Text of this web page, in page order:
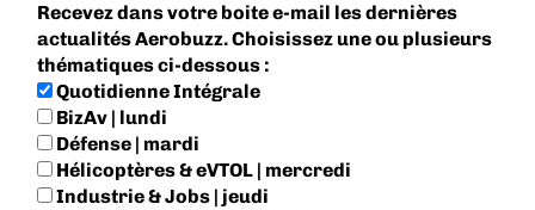
Recevez dans votre boite e-mail les dernières
actualités Aerobuzz. Choisissez une ou plusieurs
thématiques ci-dessous :
Quotidienne Intégrale
BizAv | lundi
Défense | mardi
Hélicoptères & eVTOL | mercredi
Industrie & Jobs | jeudi